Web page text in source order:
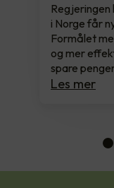
i Norge får
Formålet
og mer
spare
Les mer